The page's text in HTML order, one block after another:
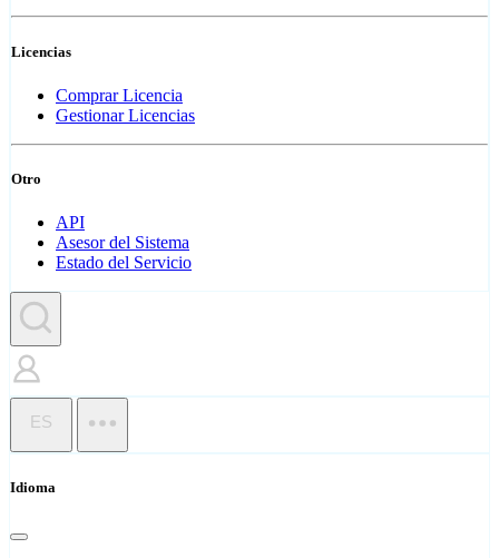
Licencias
Comprar Licencia
Gestionar Licencias
Otro
API
Asesor del Sistema
Estado del Servicio
ES
Idioma